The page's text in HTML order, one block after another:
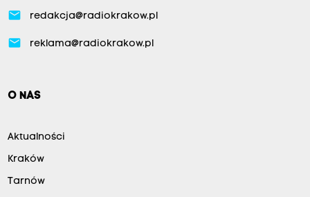
email redakcja@radiokrakow.pl
email reklama@radiokrakow.pl
O NAS
Aktualności
Kraków
Tarnów